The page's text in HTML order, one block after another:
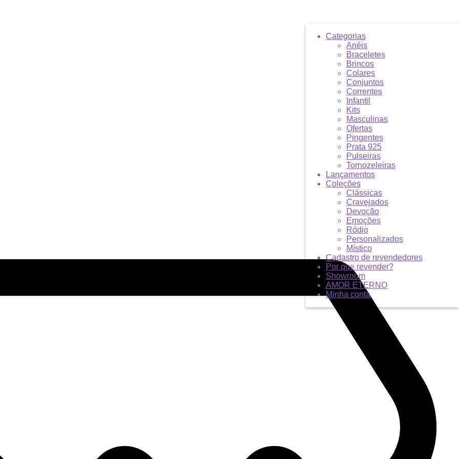
Categorias
Anéis
Braceletes
Brincos
Colares
Conjuntos
Correntes
Infantil
Kits
Masculinas
Ofertas
Pingentes
Prata 925
Pulseiras
Tornozeleiras
Lançamentos
Coleções
Clássicas
Cravejados
Devoção
Emoções
Ródio
Personalizados
Místico
Cadastro de revendedores
Por que revender?
Showroom
AMOR ETERNO
Minha conta